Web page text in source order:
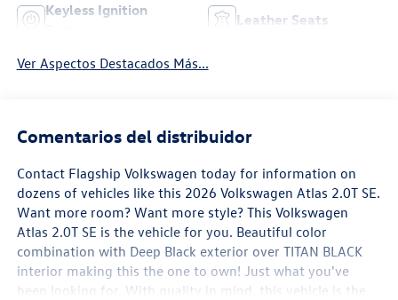
Keyless Ignition
Leather Seats
Ver Aspectos Destacados Más...
Comentarios del distribuidor
Contact Flagship Volkswagen today for information on
dozens of vehicles like this 2026 Volkswagen Atlas 2.0T SE.
Want more room? Want more style? This Volkswagen
Atlas 2.0T SE is the vehicle for you. Beautiful color
combination with Deep Black exterior over TITAN BLACK
interior making this the one to own! Just what you've
been looking for. With quality in mind, this vehicle is the